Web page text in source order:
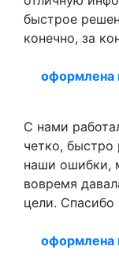
быстрое
конечно, за
оформлена
С нами
четко,
наши ошибки,
вовремя
цели. Спасибо
оформлена